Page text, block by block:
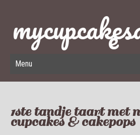
e
Menu
1ste tandje taart met
cupcakes & cakepops